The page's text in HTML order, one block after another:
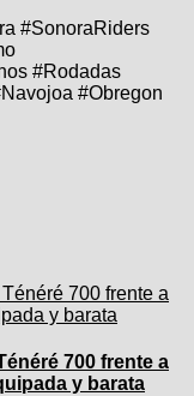
#SonoraRiders
#Rodadas
#Obregon
700 frente a
y barata